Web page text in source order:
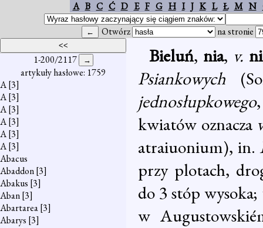
A B C Ć D E F G H I J K L Ł M N
Otwórz na stronie
1-200/2117
artykuły hasłowe: 1759
A[3]
A[3]
A[3]
A[3]
A[3]
A[3]
Abacus
Abaddon[3]
Abakus [3]
Aban[3]
Abartarea[3]
Abarys [3]
Bieluń, nia, v. ni
Psiankowych
jednosłupkowego
kwiatów oznacza
atraiuonium), in.
przy plotach,
do 3 stóp
w